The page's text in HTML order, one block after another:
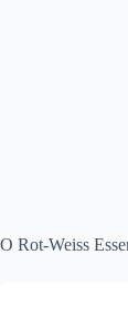
O Rot-Weiss